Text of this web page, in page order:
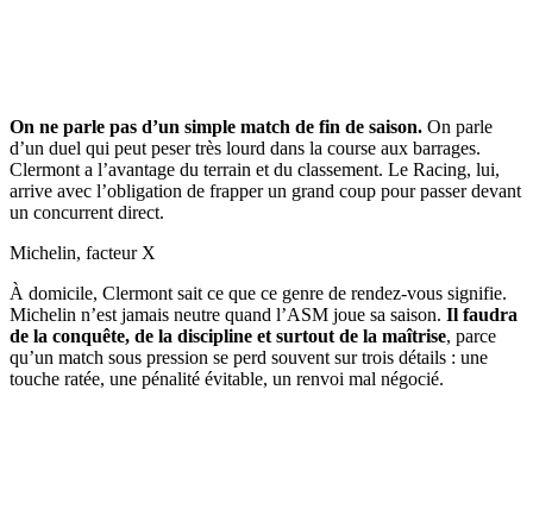
On ne parle pas d’un simple match de fin de saison. On parle
d’un duel qui peut peser très lourd dans la course aux barrages.
Clermont a l’avantage du terrain et du classement. Le Racing, lui,
arrive avec l’obligation de frapper un grand coup pour passer devant
un concurrent direct.
Michelin, facteur X
À domicile, Clermont sait ce que ce genre de rendez-vous signifie.
Michelin n’est jamais neutre quand l’ASM joue sa saison. Il faudra
de la conquête, de la discipline et surtout de la maîtrise, parce
qu’un match sous pression se perd souvent sur trois détails : une
touche ratée, une pénalité évitable, un renvoi mal négocié.